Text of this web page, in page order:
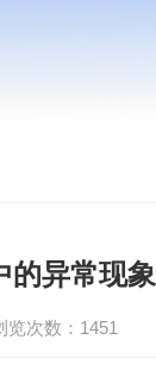
的异常现
览次数：1451